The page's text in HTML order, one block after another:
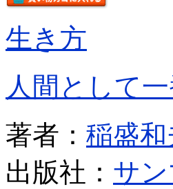
生き方
人間として
著者： 稲盛和
出版社： サ